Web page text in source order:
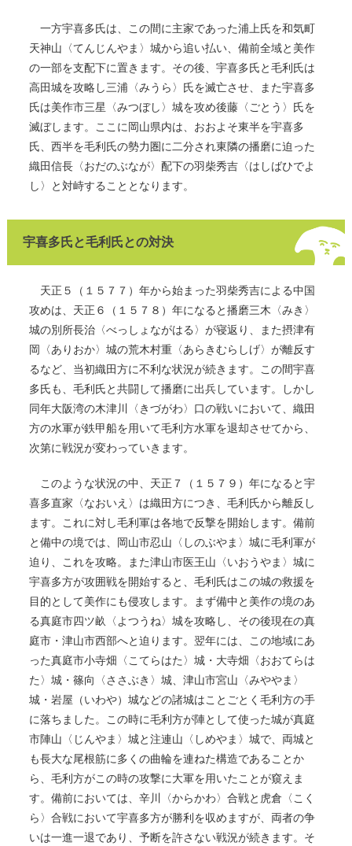
一方宇喜多氏は、この間に主家であった浦上氏を和気町
天神山〈てんじんやま〉城から追い払い、備前全域と美作
の一部を支配下に置きます。その後、宇喜多氏と毛利氏は
高田城を攻略し三浦〈みうら〉氏を滅亡させ、また宇喜多
氏は美作市三星〈みつぼし〉城を攻め後藤〈ごとう〉氏を
滅ぼします。ここに岡山県内は、おおよそ東半を宇喜多
氏、西半を毛利氏の勢力圏に二分され東隣の播磨に迫った
織田信長〈おだのぶなが〉配下の羽柴秀吉〈はしばひでよ
し〉と対峙することとなります。
宇喜多氏と毛利氏との対決
天正５（１５７７）年から始まった羽柴秀吉による中国
攻めは、天正６（１５７８）年になると播磨三木〈みき〉
城の別所長治〈べっしょながはる〉が寝返り、また摂津有
岡〈ありおか〉城の荒木村重〈あらきむらしげ〉が離反す
るなど、当初織田方に不利な状況が続きます。この間宇喜
多氏も、毛利氏と共闘して播磨に出兵しています。しかし
同年大阪湾の木津川〈きづがわ〉口の戦いにおいて、織田
方の水軍が鉄甲船を用いて毛利方水軍を退却させてから、
次第に戦況が変わっていきます。
このような状況の中、天正７（１５７９）年になると宇
喜多直家〈なおいえ〉は織田方につき、毛利氏から離反し
ます。これに対し毛利軍は各地で反撃を開始します。備前
と備中の境では、岡山市忍山〈しのぶやま〉城に毛利軍が
迫り、これを攻略。また津山市医王山〈いおうやま〉城に
宇喜多方が攻囲戦を開始すると、毛利氏はこの城の救援を
目的として美作にも侵攻します。まず備中と美作の境のあ
る真庭市四ツ畝〈よつうね〉城を攻略し、その後現在の真
庭市・津山市西部へと迫ります。翌年には、この地域にあ
った真庭市小寺畑〈こてらはた〉城・大寺畑〈おおてらは
た〉城・篠向〈ささぶき〉城、津山市宮山〈みややま〉
城・岩屋（いわや）城などの諸城はことごとく毛利方の手
に落ちました。この時に毛利方が陣として使った城が真庭
市陣山〈じんやま〉城と注連山〈しめやま〉城で、両城と
も長大な尾根筋に多くの曲輪を連ねた構造であることか
ら、毛利方がこの時の攻撃に大軍を用いたことが窺えま
す。備前においては、辛川〈からかわ〉合戦と虎倉〈こく
ら〉合戦において宇喜多方が勝利を収めますが、両者の争
いは一進一退であり、予断を許さない戦況が続きます。そ